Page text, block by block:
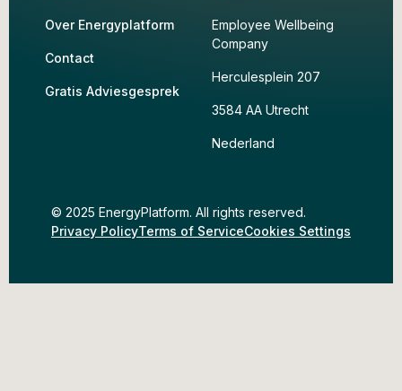
Over Energyplatform
Contact
Gratis Adviesgesprek
Employee Wellbeing
Company
Herculesplein 207
3584 AA Utrecht
Nederland
© 2025 EnergyPlatform. All rights reserved.
Privacy PolicyTerms of ServiceCookies Settings